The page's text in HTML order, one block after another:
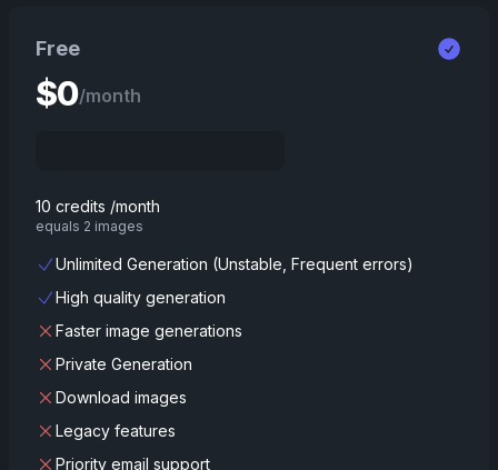
Free
$0/month
10 credits /month
equals 2 images
Unlimited Generation (Unstable, Frequent errors)
High quality generation
Faster image generations
Private Generation
Download images
Legacy features
Priority email support